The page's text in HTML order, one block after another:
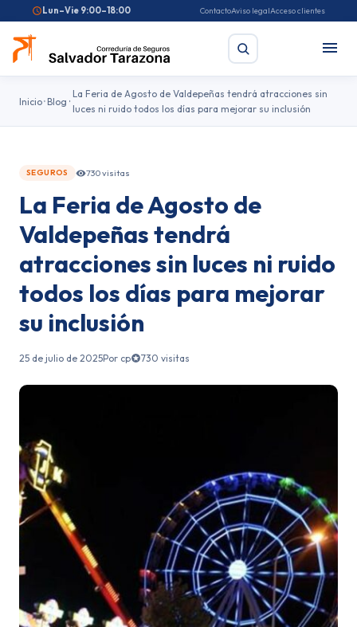
Lun–Vie 9:00–18:00 ContactoAviso legalAcceso clientes
Seguro de salud
Pirotecnia Feriantes Fallas
Inicio Blog
La Feria de Agosto de Valdepeñas tendrá atracciones sin
luces ni ruido todos los días para mejorar su inclusión
SEGUROS 730 visitas
La Feria de Agosto de
Valdepeñas tendrá
atracciones sin luces ni ruido
todos los días para mejorar
su inclusión
25 de julio de 2025Por cp 730 visitas